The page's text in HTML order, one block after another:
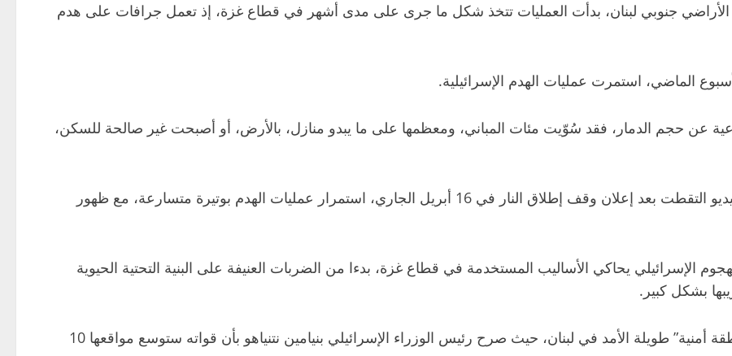
الأراضي جنوبي لبنان، بدأت العمليات تتخذ شكل ما جرى على مدى أشهر في قطاع غزة، إذ تعمل جرافات على هدم
الماضي، استمرت عمليات الهدم الإسرائيلية.
عن حجم الدمار، فقد سُوّيت مئات المباني، ومعظمها على ما يبدو منازل، بالأرض، أو أصبحت غير صالحة للسكن،
وتظهر صور منسوبة لشركة “بوينغ” الأميركية، ومقاطع فيديو التقطت بعد إعلان وقف إطلاق النار في 16 أبريل الجاري، استمرار عمليات الهدم بوتيرة متسارعة، مع ظهور
يحاكي الأساليب المستخدمة في قطاع غزة، بدءا من الضربات العنيفة على البنية التحتية الحيوية
بشكل كبير.
ووضع مسؤولون إسرائيليون خططا لإنشاء ما سموه “منطقة أمنية” طويلة الأمد في لبنان، حيث صرح رئيس الوزراء الإسرائيلي بنيامين نتنياهو بأن قواته ستوسع مواقعها 10